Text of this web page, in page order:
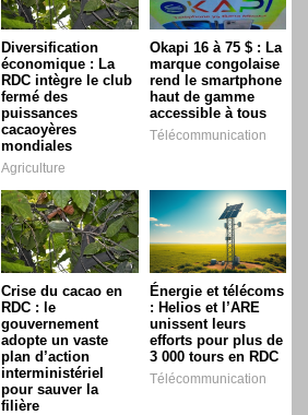
Diversification
économique : La
RDC intègre le club
fermé des
puissances
cacaoyères
mondiales
Agriculture
Okapi 16 à 75 $ : La
marque congolaise
rend le smartphone
haut de gamme
accessible à tous
Télécommunication
Crise du cacao en
RDC : le
gouvernement
adopte un vaste
plan d’action
interministériel
pour sauver la
filière
Énergie et télécoms
: Helios et l’ARE
unissent leurs
efforts pour plus de
3 000 tours en RDC
Télécommunication